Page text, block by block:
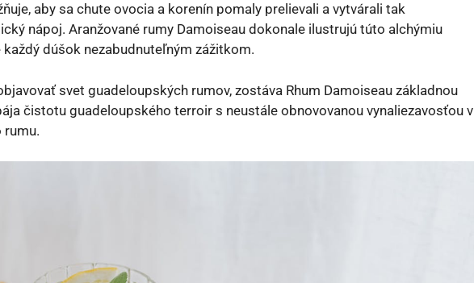
aby sa chute ovocia a korenín pomaly prelievali a vytvárali tak
nápoj. Aranžované rumy Damoiseau dokonale ilustrujú túto alchýmiu
dúšok nezabudnuteľným zážitkom.
svet guadeloupských rumov, zostáva Rhum Damoiseau základnou
čistotu guadeloupského terroir s neustále obnovovanou vynaliezavosťou v
rumu.